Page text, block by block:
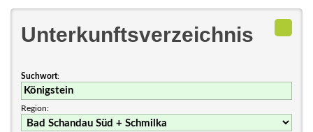
Unterkunftsverzeichnis
Suchwort:
Region: